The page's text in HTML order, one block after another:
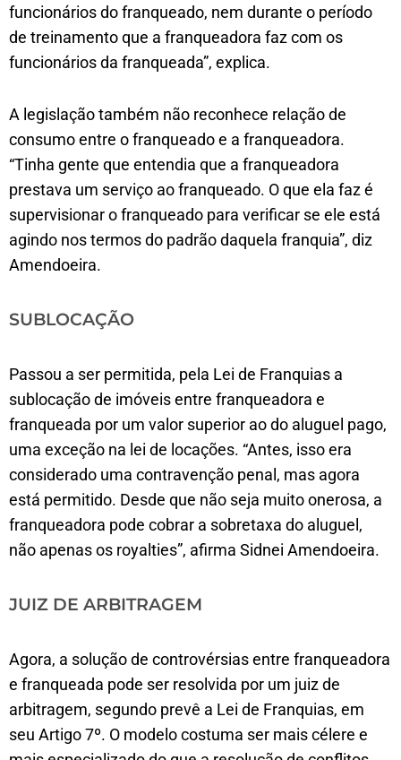
funcionários do franqueado, nem durante o período
de treinamento que a franqueadora faz com os
funcionários da franqueada”, explica.
A legislação também não reconhece relação de
consumo entre o franqueado e a franqueadora.
“Tinha gente que entendia que a franqueadora
prestava um serviço ao franqueado. O que ela faz é
supervisionar o franqueado para verificar se ele está
agindo nos termos do padrão daquela franquia”, diz
Amendoeira.
SUBLOCAÇÃO
Passou a ser permitida, pela Lei de Franquias a
sublocação de imóveis entre franqueadora e
franqueada por um valor superior ao do aluguel pago,
uma exceção na lei de locações. “Antes, isso era
considerado uma contravenção penal, mas agora
está permitido. Desde que não seja muito onerosa, a
franqueadora pode cobrar a sobretaxa do aluguel,
não apenas os royalties”, afirma Sidnei Amendoeira.
JUIZ DE ARBITRAGEM
Agora, a solução de controvérsias entre franqueadora
e franqueada pode ser resolvida por um juiz de
arbitragem, segundo prevê a Lei de Franquias, em
seu Artigo 7º. O modelo costuma ser mais célere e